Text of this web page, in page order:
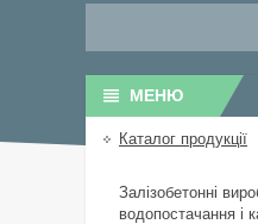
Каталог продукції
Залізобетонні
водопостачання і